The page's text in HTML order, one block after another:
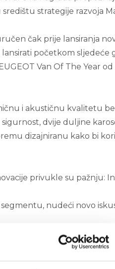
strategije razvoja
čak prije lansiranja
početkom sljedeće
Van Of The Year
i akustičnu kvalitetu
dvije duljine
dizajniranu kako bi
privukle su pažnju:
nudeći novo
Grip izvedbu koja će